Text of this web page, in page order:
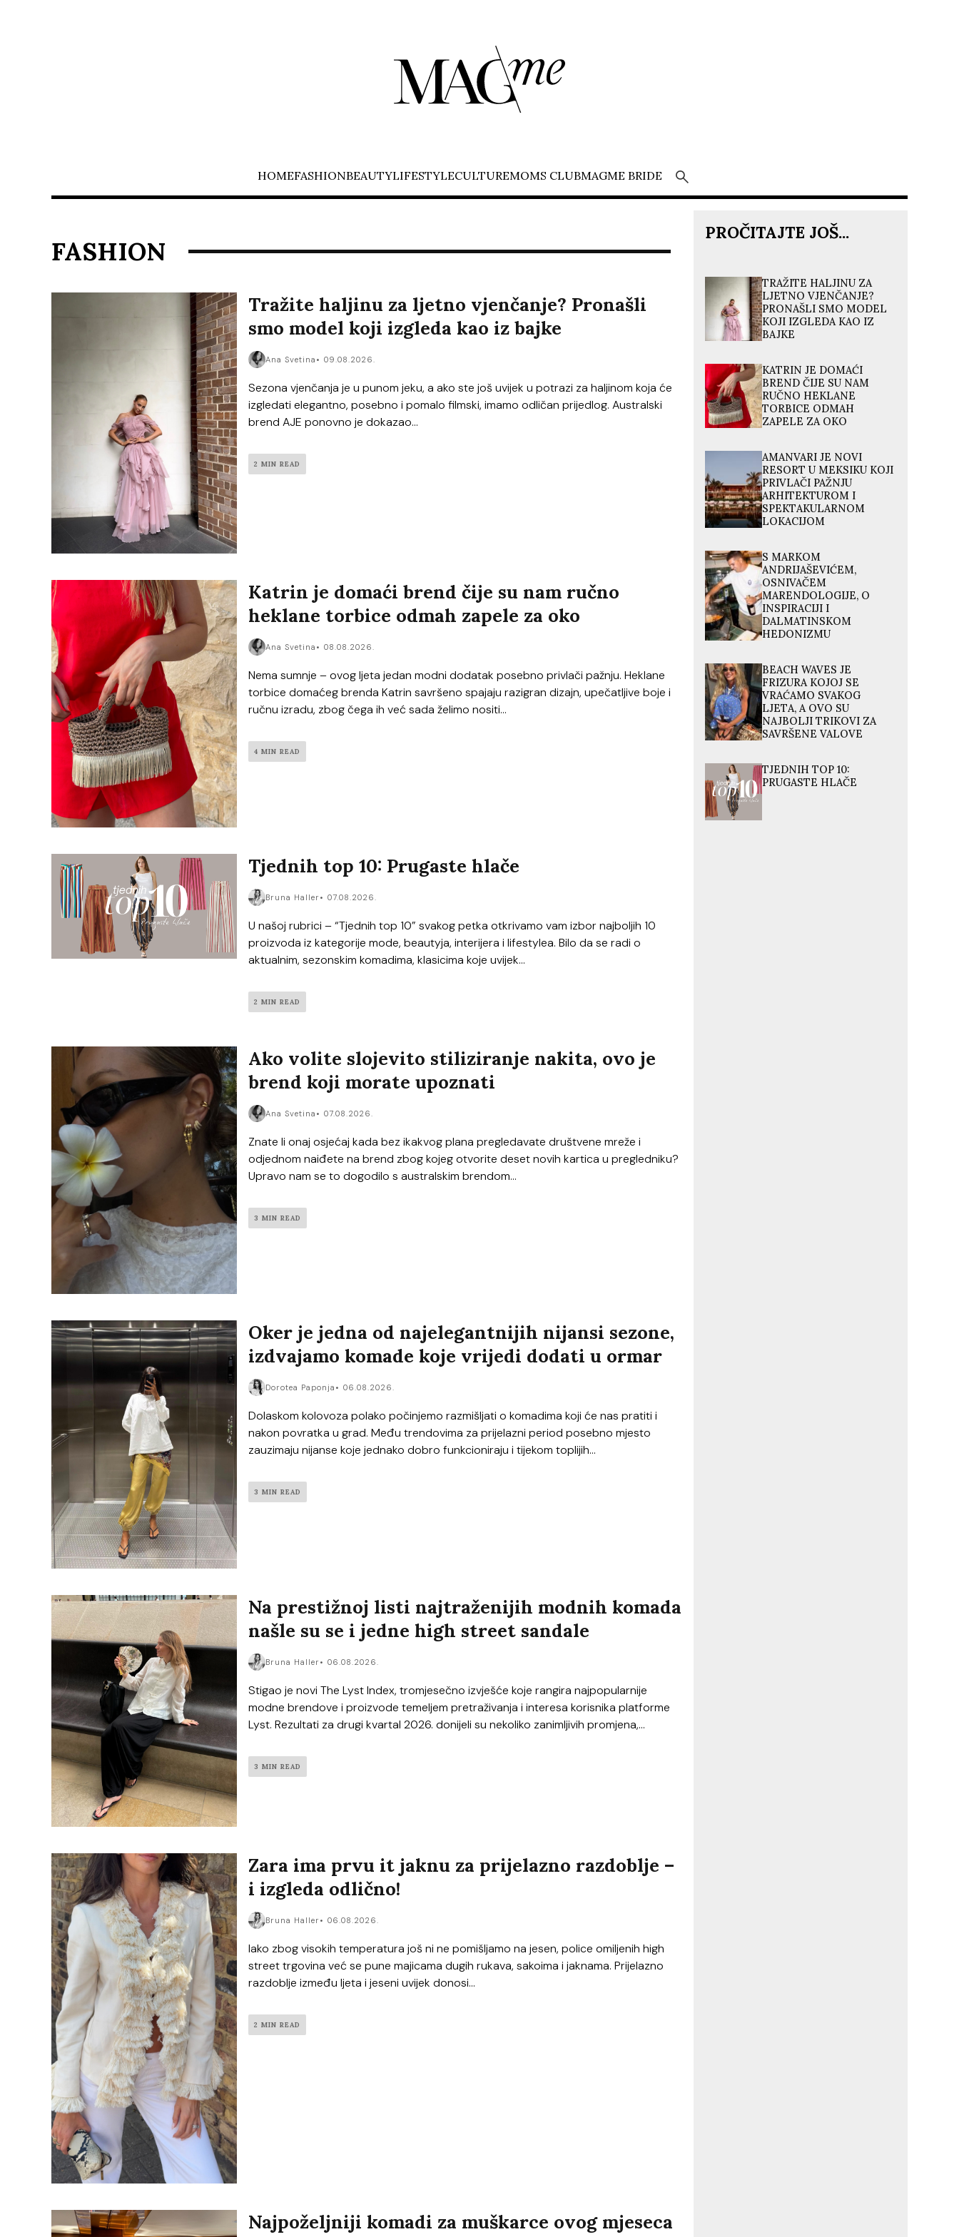
HOMEFASHIONBEAUTYLIFESTYLECULTUREMOMS CLUBMAGME BRIDE
FASHION
Tražite haljinu za ljetno vjenčanje? Pronašli
smo model koji izgleda kao iz bajke
Ana Svetina 09.08.2026.
Sezona vjenčanja je u punom jeku, a ako ste još uvijek u potrazi za haljinom koja će
izgledati elegantno, posebno i pomalo filmski, imamo odličan prijedlog. Australski
brend AJE ponovno je dokazao...
2 MIN READ
Katrin je domaći brend čije su nam ručno
heklane torbice odmah zapele za oko
Ana Svetina 08.08.2026.
Nema sumnje – ovog ljeta jedan modni dodatak posebno privlači pažnju. Heklane
torbice domaćeg brenda Katrin savršeno spajaju razigran dizajn, upečatljive boje i
ručnu izradu, zbog čega ih već sada želimo nositi...
4 MIN READ
Tjednih top 10: Prugaste hlače
Bruna Haller 07.08.2026.
U našoj rubrici – “Tjednih top 10” svakog petka otkrivamo vam izbor najboljih 10
proizvoda iz kategorije mode, beautyja, interijera i lifestylea. Bilo da se radi o
aktualnim, sezonskim komadima, klasicima koje uvijek...
2 MIN READ
Ako volite slojevito stiliziranje nakita, ovo je
brend koji morate upoznati
Ana Svetina 07.08.2026.
Znate li onaj osjećaj kada bez ikakvog plana pregledavate društvene mreže i
odjednom naiđete na brend zbog kojeg otvorite deset novih kartica u pregledniku?
Upravo nam se to dogodilo s australskim brendom...
3 MIN READ
Oker je jedna od najelegantnijih nijansi sezone,
izdvajamo komade koje vrijedi dodati u ormar
Dorotea Paponja 06.08.2026.
Dolaskom kolovoza polako počinjemo razmišljati o komadima koji će nas pratiti i
nakon povratka u grad. Među trendovima za prijelazni period posebno mjesto
zauzimaju nijanse koje jednako dobro funkcioniraju i tijekom toplijih...
3 MIN READ
Na prestižnoj listi najtraženijih modnih komada
našle su se i jedne high street sandale
Bruna Haller 06.08.2026.
Stigao je novi The Lyst Index, tromjesečno izvješće koje rangira najpopularnije
modne brendove i proizvode temeljem pretraživanja i interesa korisnika platforme
Lyst. Rezultati za drugi kvartal 2026. donijeli su nekoliko zanimljivih promjena,...
3 MIN READ
Zara ima prvu it jaknu za prijelazno razdoblje –
i izgleda odlično!
Bruna Haller 06.08.2026.
Iako zbog visokih temperatura još ni ne pomišljamo na jesen, police omiljenih high
street trgovina već se pune majicama dugih rukava, sakoima i jaknama. Prijelazno
razdoblje između ljeta i jeseni uvijek donosi...
2 MIN READ
Najpoželjniji komadi za muškarce ovog mjeseca
PROČITAJTE JOŠ...
TRAŽITE HALJINU ZA
LJETNO VJENČANJE?
PRONAŠLI SMO MODEL
KOJI IZGLEDA KAO IZ
BAJKE
KATRIN JE DOMAĆI
BREND ČIJE SU NAM
RUČNO HEKLANE
TORBICE ODMAH
ZAPELE ZA OKO
AMANVARI JE NOVI
RESORT U MEKSIKU KOJI
PRIVLAČI PAŽNJU
ARHITEKTUROM I
SPEKTAKULARNOM
LOKACIJOM
S MARKOM
ANDRIJAŠEVIĆEM,
OSNIVAČEM
MARENDOLOGIJE, O
INSPIRACIJI I
DALMATINSKOM
HEDONIZMU
BEACH WAVES JE
FRIZURA KOJOJ SE
VRAĆAMO SVAKOG
LJETA, A OVO SU
NAJBOLJI TRIKOVI ZA
SAVRŠENE VALOVE
TJEDNIH TOP 10:
PRUGASTE HLAČE